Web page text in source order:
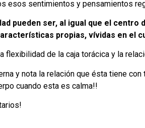
esos sentimientos y pensamientos
pueden ser, al igual que el
propias, vívidas en el
flexibilidad de la caja torácica y la
y nota la relación que ésta tiene
cuando esta es calma!!